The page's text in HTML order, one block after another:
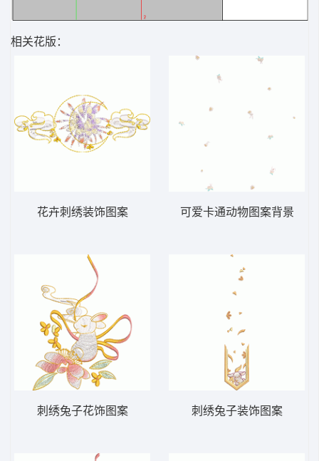
相关花版：
花卉刺绣装饰图案
刺绣兔子花饰图案
可爱卡通动物图案背景
刺绣兔子装饰图案